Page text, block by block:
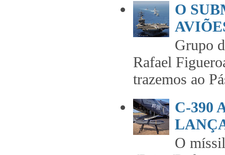
O
Grupo
Rafael
trazemos ao
C-390
O